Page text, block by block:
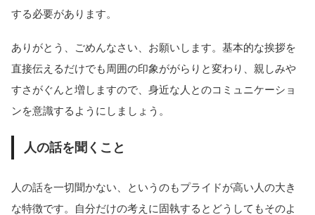
する必要があります。
ありがとう、ごめんなさい、お願いします。基本的な挨拶を
直接伝えるだけでも周囲の印象ががらりと変わり、親しみや
すさがぐんと増しますので、身近な人とのコミュニケーショ
ンを意識するようにしましょう。
人の話を聞くこと
人の話を一切聞かない、というのもプライドが高い人の大き
な特徴です。自分だけの考えに固執するとどうしてもそのよ